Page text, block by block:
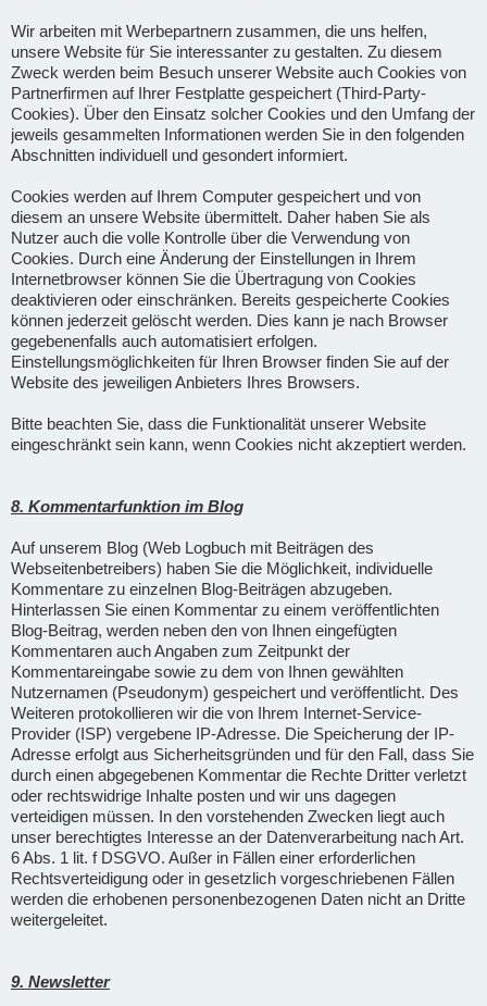
Wir arbeiten mit Werbepartnern zusammen, die uns helfen,
unsere Website für Sie interessanter zu gestalten. Zu diesem
Zweck werden beim Besuch unserer Website auch Cookies von
Partnerfirmen auf Ihrer Festplatte gespeichert (Third-Party-
Cookies). Über den Einsatz solcher Cookies und den Umfang der
jeweils gesammelten Informationen werden Sie in den folgenden
Abschnitten individuell und gesondert informiert.
Cookies werden auf Ihrem Computer gespeichert und von
diesem an unsere Website übermittelt. Daher haben Sie als
Nutzer auch die volle Kontrolle über die Verwendung von
Cookies. Durch eine Änderung der Einstellungen in Ihrem
Internetbrowser können Sie die Übertragung von Cookies
deaktivieren oder einschränken. Bereits gespeicherte Cookies
können jederzeit gelöscht werden. Dies kann je nach Browser
gegebenenfalls auch automatisiert erfolgen.
Einstellungsmöglichkeiten für Ihren Browser finden Sie auf der
Website des jeweiligen Anbieters Ihres Browsers.
Bitte beachten Sie, dass die Funktionalität unserer Website
eingeschränkt sein kann, wenn Cookies nicht akzeptiert werden.
8. Kommentarfunktion im Blog
Auf unserem Blog (Web Logbuch mit Beiträgen des
Webseitenbetreibers) haben Sie die Möglichkeit, individuelle
Kommentare zu einzelnen Blog-Beiträgen abzugeben.
Hinterlassen Sie einen Kommentar zu einem veröffentlichten
Blog-Beitrag, werden neben den von Ihnen eingefügten
Kommentaren auch Angaben zum Zeitpunkt der
Kommentareingabe sowie zu dem von Ihnen gewählten
Nutzernamen (Pseudonym) gespeichert und veröffentlicht. Des
Weiteren protokollieren wir die von Ihrem Internet-Service-
Provider (ISP) vergebene IP-Adresse. Die Speicherung der IP-
Adresse erfolgt aus Sicherheitsgründen und für den Fall, dass Sie
durch einen abgegebenen Kommentar die Rechte Dritter verletzt
oder rechtswidrige Inhalte posten und wir uns dagegen
verteidigen müssen. In den vorstehenden Zwecken liegt auch
unser berechtigtes Interesse an der Datenverarbeitung nach Art.
6 Abs. 1 lit. f DSGVO. Außer in Fällen einer erforderlichen
Rechtsverteidigung oder in gesetzlich vorgeschriebenen Fällen
werden die erhobenen personenbezogenen Daten nicht an Dritte
weitergeleitet.
9. Newsletter